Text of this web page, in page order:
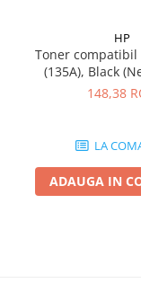
HP
Toner compatibil
(135A), Black
pagini
148,38
LA
ADAUGA IN